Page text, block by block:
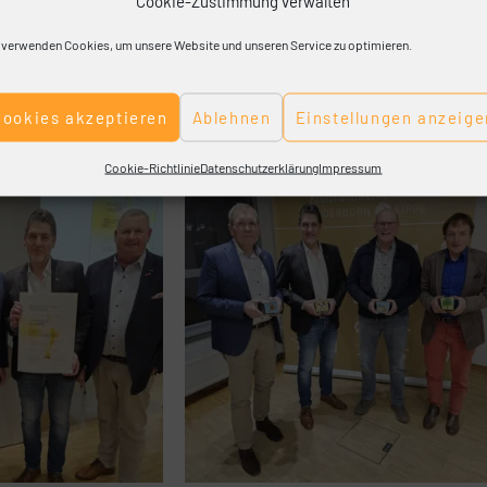
Cookies, um unsere Website und unseren Service zu optimieren.
akzeptieren Ablehnen Einstellungen
Cookie-RichtlinieDatenschutzerklärungImpressum